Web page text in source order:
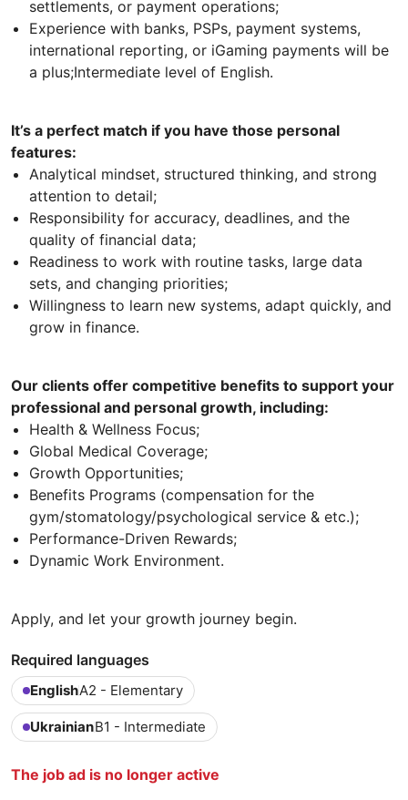
settlements, or payment operations;
Experience with banks, PSPs, payment systems,
international reporting, or iGaming payments will be
a plus;Intermediate level of English.
It’s a perfect match if you have those personal
features:
Analytical mindset, structured thinking, and strong
attention to detail;
Responsibility for accuracy, deadlines, and the
quality of financial data;
Readiness to work with routine tasks, large data
sets, and changing priorities;
Willingness to learn new systems, adapt quickly, and
grow in finance.
Our clients offer competitive benefits to support your
professional and personal growth, including:
Health & Wellness Focus;
Global Medical Coverage;
Growth Opportunities;
Benefits Programs (compensation for the
gym/stomatology/psychological service & etc.);
Performance-Driven Rewards;
Dynamic Work Environment.
Apply, and let your growth journey begin.
Required languages
EnglishA2 - Elementary
UkrainianB1 - Intermediate
The job ad is no longer active